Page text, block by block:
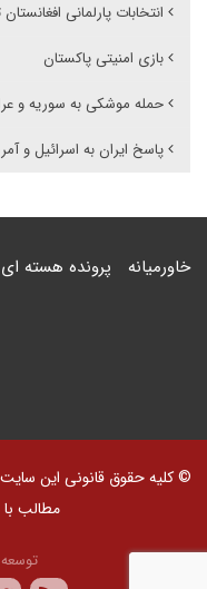
انتخابات پارلمانی
بازی امنیتی پاکستان
حمله موشکی به سوریه و
پاسخ ایران به اسرائیل و
خاورمیانه پرونده هسته ای
© کلیه حقوق قانونی این سایت
مطالب با